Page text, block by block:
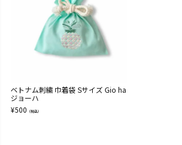
ベトナム刺繍 巾着袋 Sサイズ Gio ha
ジョーハ
¥500 （税込）